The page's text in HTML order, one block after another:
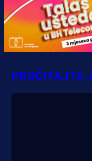
3 h 21 min
PROČITAJTE